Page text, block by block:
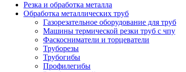
Резка и обработка металла
Обработка металлических труб
Газорезательное оборудование для труб
Машины термической резки труб с чпу
Фаскосниматели и торцеватели
Труборезы
Трубогибы
Профилегибы